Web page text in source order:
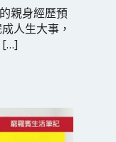
親身經歷預
人生大事，
[…]